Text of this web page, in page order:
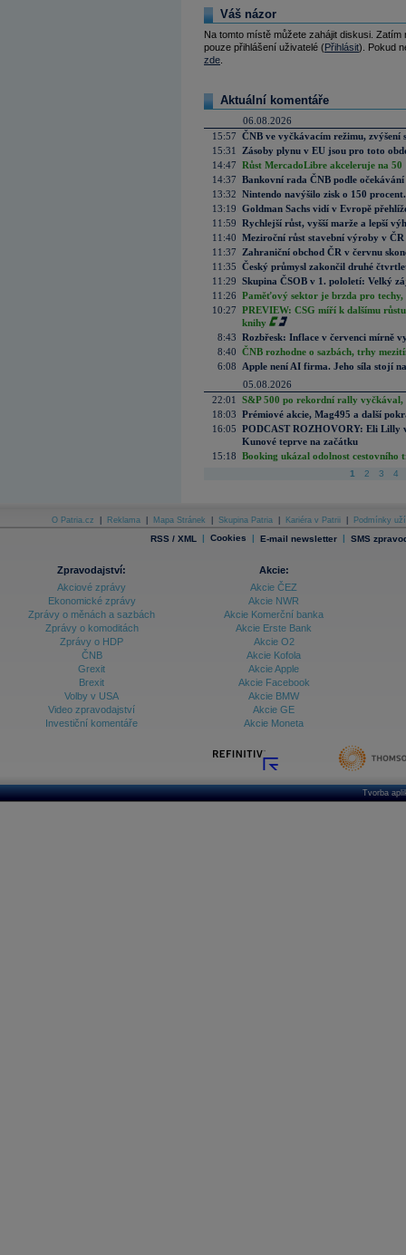
Váš názor
Na tomto místě můžete zahájit diskusi.
pouze přihlášení uživatelé (Přihlásit). Pokud
zde
Aktuální komentáře
06.08.2026
15:57 ČNB ve vyčkávacím režimu, zvýšení
15:31
Zásoby plynu v EU jsou pro toto
14:47 Růst MercadoLibre akceleruje na
14:37 Bankovní rada ČNB podle
13:32 Nintendo navýšilo zisk o 150
13:19 Goldman Sachs vidí v Evropě
11:59 Rychlejší růst, vyšší marže a lepší
11:40 Meziroční růst stavební výroby v
11:37
Zahraniční obchod ČR v červnu
11:35 Český průmysl zakončil druhé
11:29 Skupina ČSOB v 1. pololetí: Velký
11:26 Paměťový sektor je brzda pro techy,
10:27 PREVIEW: CSG míří k dalšímu
knihy
8:43 Rozbřesk: Inflace v červenci mírně
8:40 ČNB rozhodne o sazbách, trhy
6:08
Apple není AI firma. Jeho síla stojí
05.08.2026
22:01
S&P 500 po rekordní rally vyčkával,
18:03 Prémiové akcie, Mag495 a další
16:05 PODCAST ROZHOVORY: Eli Lilly
Kunové teprve na začátku
15:18 Booking ukázal odolnost cestovního
1 2 3 4
O Patria.cz Reklama Mapa Stránek Skupina Patria Kariéra v Patrii Podmínky
RSS / XML | Cookies | E-mail newsletter | SMS
Zpravodajství:
Akciové zprávy
Ekonomické zprávy
Zprávy o měnách a sazbách
Zprávy o komoditách
Zprávy o HDP
ČNB
Grexit
Brexit
Volby v USA
Video zpravodajství
Investiční komentáře
Akcie:
Akcie ČEZ
Akcie NWR
Akcie Komerční banka
Akcie Erste Bank
Akcie O2
Akcie Kofola
Akcie Apple
Akcie Facebook
Akcie BMW
Akcie GE
Akcie Moneta
Tvorba